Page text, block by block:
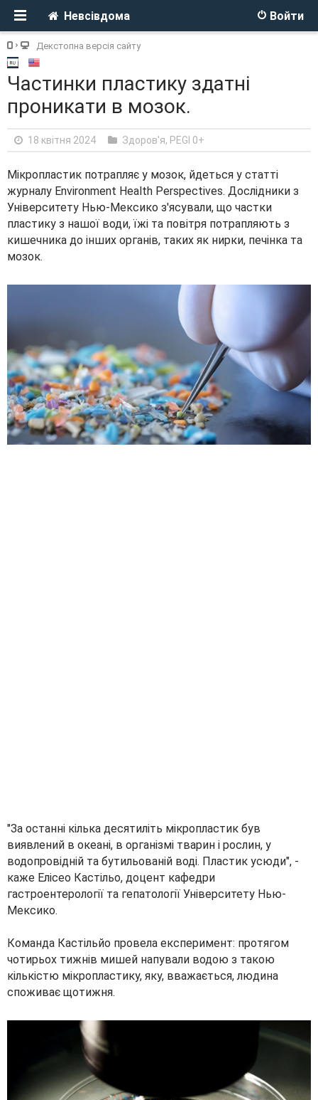
Войти
Невсівдома
Декстопна версія сайту
Частинки пластику здатні
проникати в мозок.
18 квітня 2024 Здоров'я, PEGI 0+
Мікропластик потрапляє у мозок, йдеться у статті
журналу Environment Health Perspectives. Дослідники з
Університету Нью-Мексико з'ясували, що частки
пластику з нашої води, їжі та повітря потрапляють з
кишечника до інших органів, таких як нирки, печінка та
мозок.
"За останні кілька десятиліть мікропластик був
виявлений в океані, в організмі тварин і рослин, у
водопровідній та бутильованій воді. Пластик усюди", -
каже Елісео Кастільо, доцент кафедри
гастроентерології та гепатології Університету Нью-
Мексико.
Команда Кастільйо провела експеримент: протягом
чотирьох тижнів мишей напували водою з такою
кількістю мікропластику, яку, вважається, людина
споживає щотижня.